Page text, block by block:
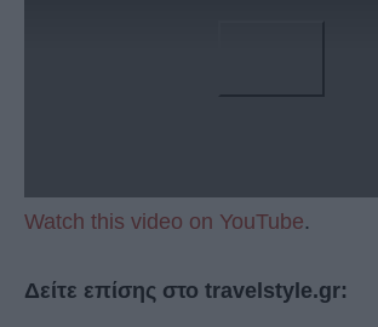
Watch this video on YouTube.
Δείτε επίσης στο travelstyle.gr: